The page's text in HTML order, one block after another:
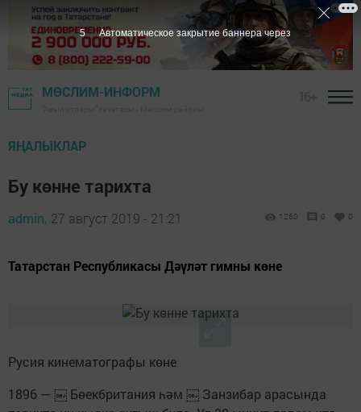
МӨСЛИМ-ИНФОРМ
ЯҢАЛЫКЛАР
Бу көнне тарихта
admin, 27 август 2019 - 21:21 1260 0 0
Татарстан Республикасы Дәүләт гимны көне
Русия кинематографы көне
1896 — ￼ Бөекбритания һәм ￼ Занзибар арасында
4 Автоматическое закрытие баннера через